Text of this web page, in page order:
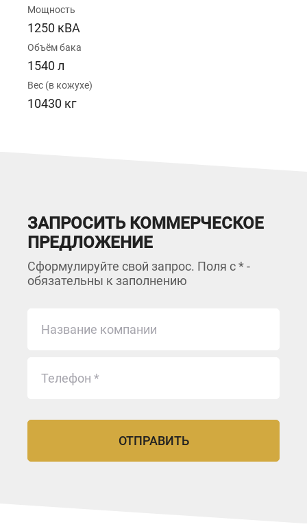
Мощность
1250 кВА
Объём бака
1540 л
Вес (в кожухе)
10430 кг
ЗАПРОСИТЬ КОММЕРЧЕСКОЕ
ПРЕДЛОЖЕНИЕ
Сформулируйте свой запрос. Поля с * -
обязательны к заполнению